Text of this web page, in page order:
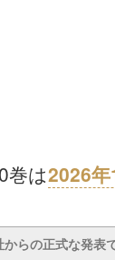
巻は2026
らの正式な発